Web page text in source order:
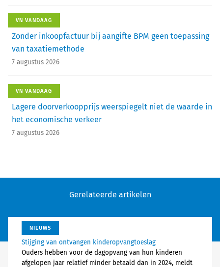
VN VANDAAG
Zonder inkoopfactuur bij aangifte BPM geen toepassing
van taxatiemethode
7 augustus 2026
VN VANDAAG
Lagere doorverkoopprijs weerspiegelt niet de waarde in
het economische verkeer
7 augustus 2026
Gerelateerde artikelen
NIEUWS
Stijging van ontvangen kinderopvangtoeslag
Ouders hebben voor de dagopvang van hun kinderen
afgelopen jaar relatief minder betaald dan in 2024, meldt